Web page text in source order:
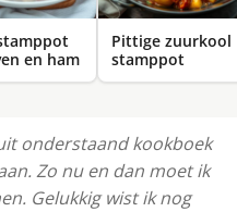
en ham
Pittige zuurkool
stamppot
onderstaand kookboek
Zo nu en dan moet ik
Gelukkig wist ik nog